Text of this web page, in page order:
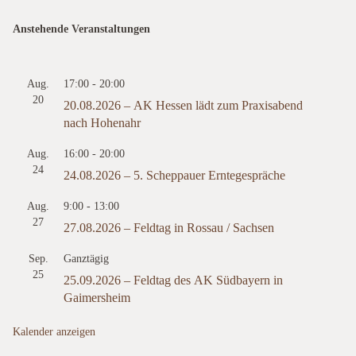
Anstehende Veranstaltungen
Aug.
20
17:00 - 20:00
20.08.2026 – AK Hessen lädt zum Praxisabend
nach Hohenahr
Aug.
24
16:00 - 20:00
24.08.2026 – 5. Scheppauer Erntegespräche
Aug.
27
9:00 - 13:00
27.08.2026 – Feldtag in Rossau / Sachsen
Sep.
25
Ganztägig
25.09.2026 – Feldtag des AK Südbayern in
Gaimersheim
Kalender anzeigen